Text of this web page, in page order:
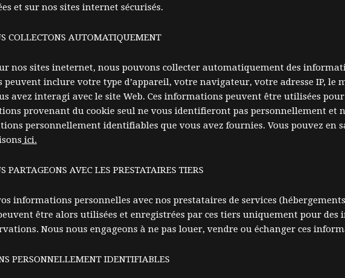
et sur nos sites internet sécurisés.
COLLECTONS AUTOMATIQUEMENT
nos sites ineternet, nous pouvons collecter automatiquement des
peuvent inclure votre type d’appareil, votre navigateur, votre adresse IP, le
avez interagi avec le site Web. Ces informations peuvent être utilisées
provenant du cookie seul ne vous identifieront pas personnellement et
personnellement identifiables que vous avez fournies. Vous pouvez en
ici.
PARTAGEONS AVEC LES PRESTATAIRES TIERS
informations personnelles avec nos prestataires de services
être alors utilisées et enregistrées par ces tiers uniquement pour
Nous nous engageons à ne pas louer, vendre ou échanger ces
PERSONNELLEMENT IDENTIFIABLES